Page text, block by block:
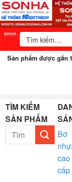
Bỏ
qua
nội
Tìm
kiếm:
Sản phẩm được gắn
TÌM KIẾM
SẢN PHẨM
kiếm:
Bơ
cao
cấp